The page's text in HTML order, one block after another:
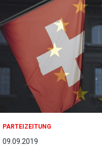
PARTEIZEITUNG
09.09.2019